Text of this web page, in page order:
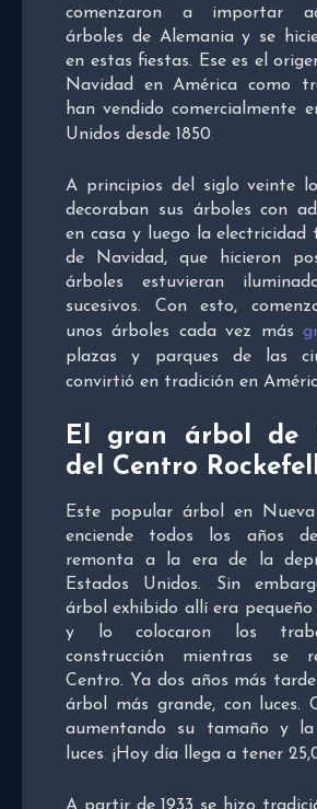
comenzaron a importar
árboles de Alemania y se
en estas fiestas. Ese es el
Navidad en América como
han vendido comercialmente
Unidos desde 1850.
A principios del siglo veinte
decoraban sus árboles con
en casa y luego la electricidad
de Navidad, que hicieron
árboles estuvieran
sucesivos. Con esto,
unos árboles cada vez más
plazas y parques de las
convirtió en tradición en
El gran árbol de
del Centro
Este popular árbol en
enciende todos los años
remonta a la era de la
Estados Unidos. Sin
árbol exhibido allí era pequeño
y lo colocaron los
construcción mientras se
Centro. Ya dos años más
árbol más grande, con luces.
aumentando su tamaño y
luces. ¡Hoy día llega a tener